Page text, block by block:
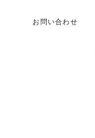
お問い合わせ